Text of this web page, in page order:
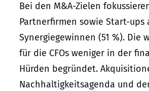
Bei den M&A-Zielen
Partnerfirmen sowie Start-ups
Synergiegewinnen (51 %).
für die CFOs weniger in der
Hürden begründet.
Nachhaltigkeitsagenda und